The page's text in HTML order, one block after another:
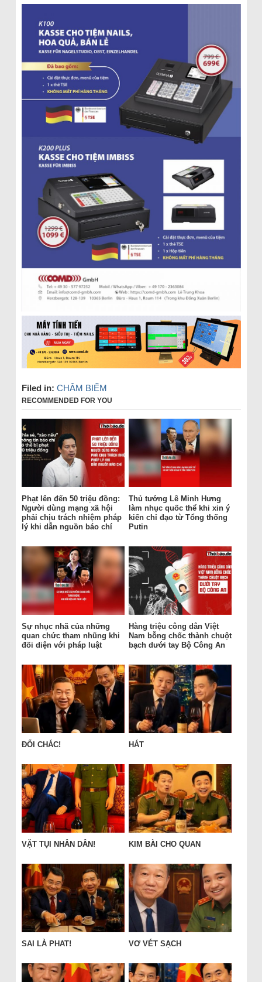
Filed in: CHÂM BIẾM
RECOMMENDED FOR YOU
Phạt lên đến 50 triệu đồng:
Người dùng mạng xã hội
phải chịu trách nhiệm pháp
lý khi dẫn nguồn báo chí
Thủ tướng Lê Minh Hưng
làm nhục quốc thể khi xin ý
kiến chỉ đạo từ Tổng thống
Putin
Sự nhục nhã của những
quan chức tham nhũng khi
đối diện với pháp luật
Hàng triệu công dân Việt
Nam bỗng chốc thành chuột
bạch dưới tay Bộ Công An
ĐỔI CHÁC! HÁT
VẶT TỤI NHÂN DÂN! KIM BÀI CHO QUAN
SAI LÀ PHAT! VƠ VÉT SẠCH